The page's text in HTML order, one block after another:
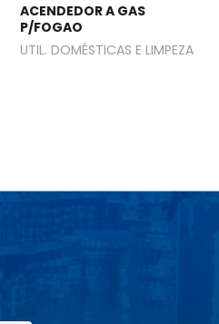
ACENDEDOR A GAS
P/FOGAO
UTIL. DOMÉSTICAS E LIMPEZA